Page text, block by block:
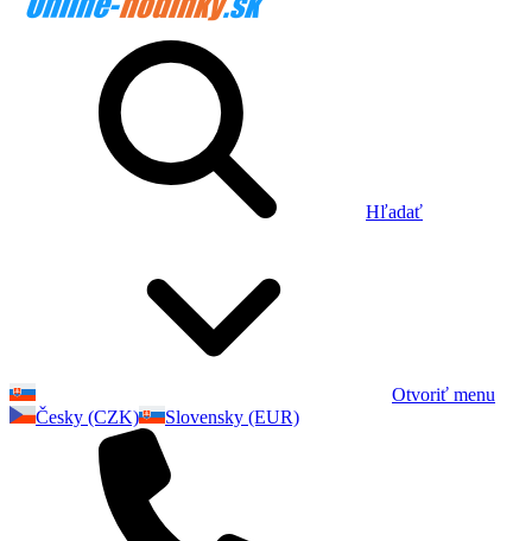
Hľadať
Otvoriť menu
Česky (CZK)
Slovensky (EUR)